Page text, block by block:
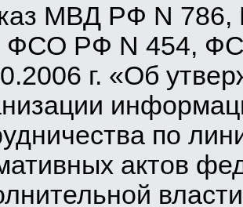
МВД РФ N
ФСО РФ N 454,
г. «Об
по
актов